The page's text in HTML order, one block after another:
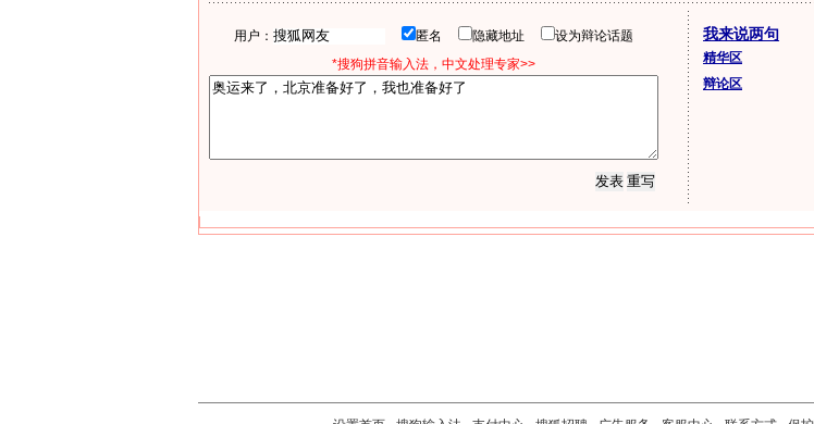
用户： 匿名 隐藏地址
设为辩论话题
*搜狗拼音输入法，中文处理专家>>
我来说两句
精华区
辩论区